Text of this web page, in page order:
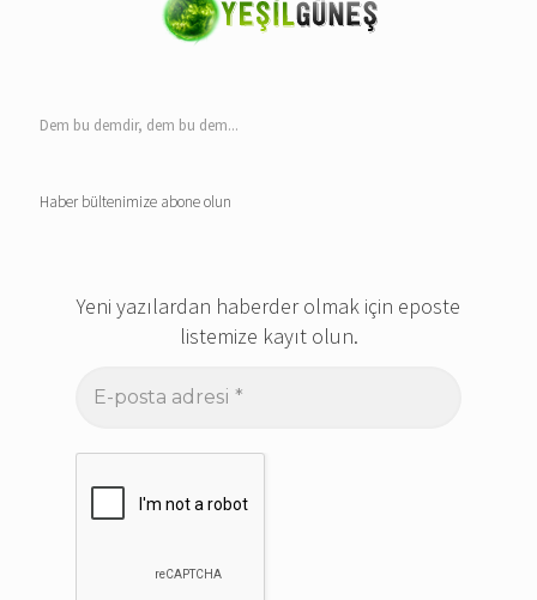
Dem bu demdir, dem bu dem...
Haber bültenimize abone olun
Yeni yazılardan haberder olmak için eposte
listemize kayıt olun.
posta